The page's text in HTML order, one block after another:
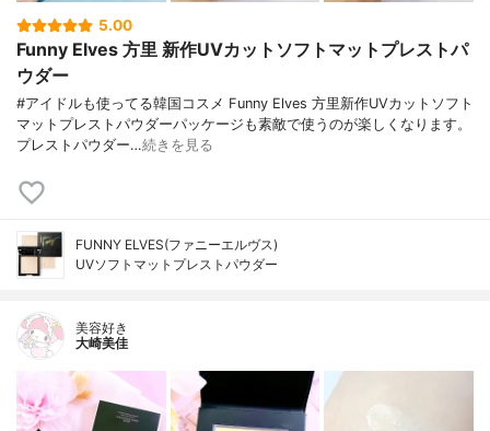
5.00
Funny Elves 方里 新作UVカットソフトマットプレストパ
ウダー
#アイドルも使ってる韓国コスメ Funny Elves 方里新作UVカットソフト
マットプレストパウダーパッケージも素敵で使うのが楽しくなります。
プレストパウダー…続きを見る
FUNNY ELVES(ファニーエルヴス)
UVソフトマットプレストパウダー
美容好き
大崎美佳